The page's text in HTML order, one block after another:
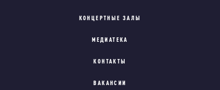
КОНЦЕРТНЫЕ ЗАЛЫ
МЕДИАТЕКА
КОНТАКТЫ
ВАКАНСИИ